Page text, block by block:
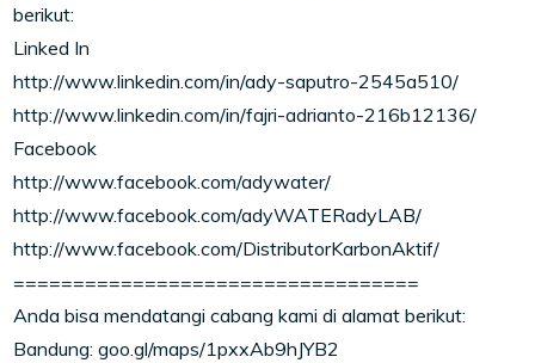
berikut:
Linked In
http://www.linkedin.com/in/ady-saputro-2545a510/
http://www.linkedin.com/in/fajri-adrianto-216b12136/
Facebook
http://www.facebook.com/adywater/
http://www.facebook.com/adyWATERadyLAB/
http://www.facebook.com/DistributorKarbonAktif/
==================================
Anda bisa mendatangi cabang kami di alamat berikut:
Bandung: goo.gl/maps/1pxxAb9hJYB2